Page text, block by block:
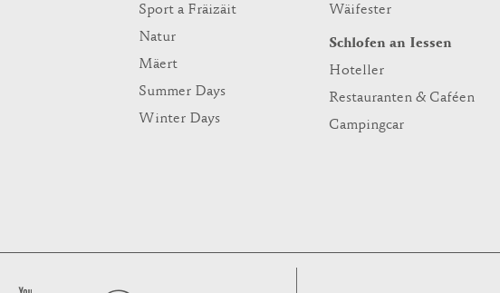
Sport a Fräizäit
Natur
Mäert
Summer Days
Winter Days
Wäifester
Schlofen an Iessen
Hoteller
Restauranten & Caféen
Campingcar